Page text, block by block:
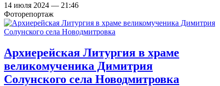
14 июля 2024 — 21:46
Фоторепортаж
Архиерейская Литургия в храме
великомученика Димитрия
Солунского села Новодмитровка